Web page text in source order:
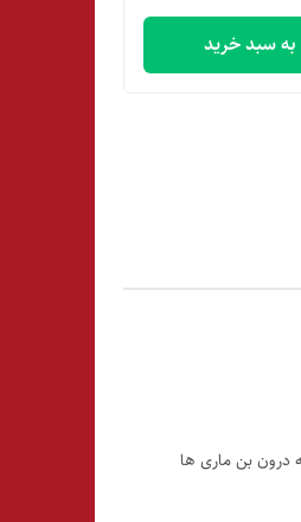
به سبد خرید
درون بن ماری ها